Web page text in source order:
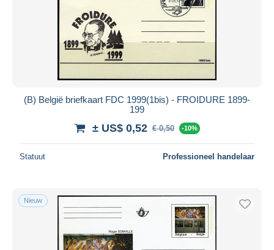
(B) België briefkaart FDC 1999(1bis) - FROIDURE 1899-
199
± US$ 0,52 € 0,50 -10%
Statuut Professioneel handelaar
Nieuw